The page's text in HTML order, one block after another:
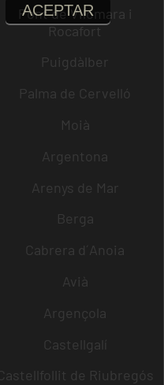
Pont de Vilomara i
Rocafort
Puigdàlber
Palma de Cervelló
Moià
Argentona
Arenys de Mar
Berga
Cabrera d´Anoia
Avià
Argençola
Castellgalí
Castellfollit de Riubregós
ACEPTAR